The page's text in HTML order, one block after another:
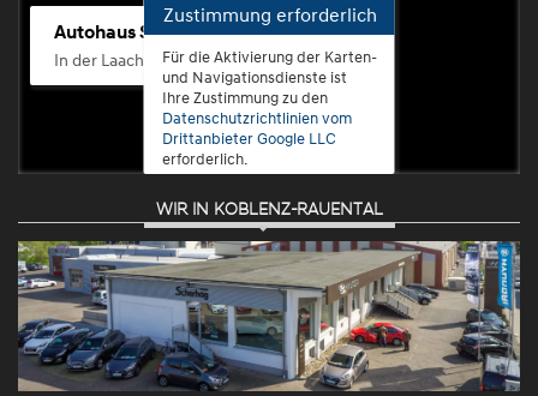
Autohaus Scherhag
In der Laach 76, 56072 Koblenz-Güls
Zustimmung erforderlich
Für die Aktivierung der Karten-
und Navigationsdienste ist
Ihre Zustimmung zu den
Datenschutzrichtlinien vom
Drittanbieter Google LLC
erforderlich.
Zustimmen
und
aktivieren
WIR IN KOBLENZ-RAUENTAL